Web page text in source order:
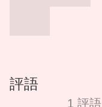
評語
1 評語